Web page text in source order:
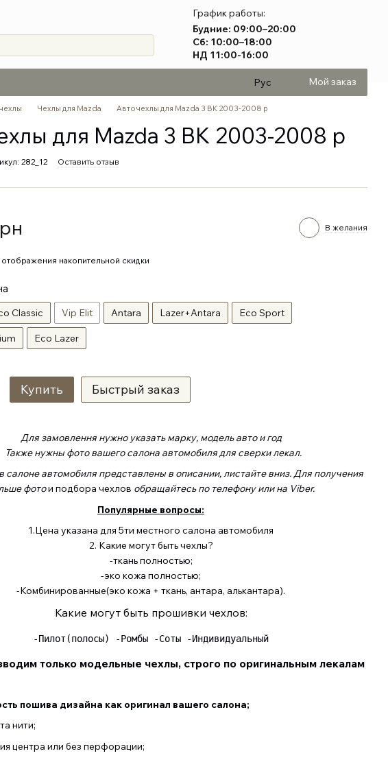
График работы:
Будние: 09:00–20:00
Сб: 10:00–18:00
НД 11:00-16:00
Рус Мой заказ
Чехлы для Mazda Авточехлы для Mazda 3 BK 2003-2008 р
для Mazda 3 BK 2003-2008 р
282_12 Оставить отзыв
В желания
отображения накопительной скидки
Classic Vip Elit Antara Lazer+Antara Eco Sport
Eco Lazer
Купить Быстрый заказ
Для замовлення нужно указать марку, модель авто и год
Также нужны фото вашего салона автомобиля для сверки лекал.
салоне автомобиля представлены в описании, листайте вниз. Для получения
фотои подбора чехлов обращайтесь по телефону или на Viber.
Популярные вопросы:
1.Цена указана для 5ти местного салона автомобиля
2. Какие могут быть чехлы?
-ткань полностью;
-эко кожа полностью;
-Комбинированные(эко кожа + ткань, антара, алькантара).
Какие могут быть прошивки чехлов:
-Пилот(полосы) -Ромбы -Соты -Индивидуальный
только модельные чехлы, строго по оригинальным лекалам
пошива дизайна как оригинал вашего салона;
нити;
центра или без перфорации;